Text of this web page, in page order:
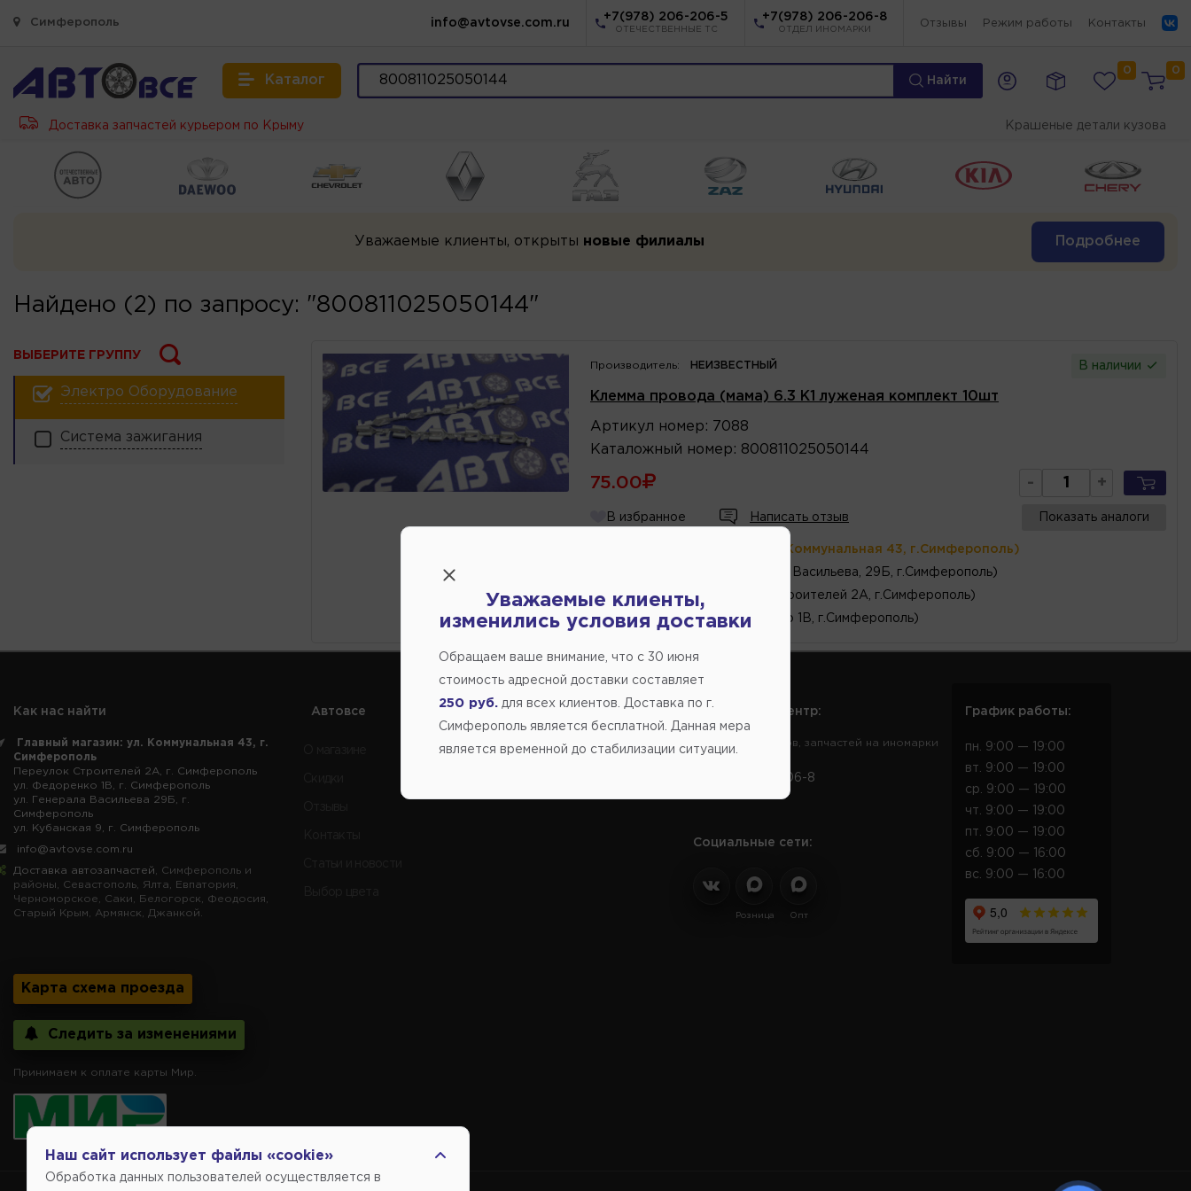
Симферополь info@avtovse.com.ru
+7(978) 206-206-5
ОТЕЧЕСТВЕННЫЕ ТС
+7(978) 206-206-8
ОТДЕЛ ИНОМАРКИ
Отзывы Режим работы Контакты
Каталог Найти
0 0
Доставка запчастей курьером по Крыму Крашеные детали кузова
Уважаемые клиенты, открыты новые филиалы Подробнее
Найдено (2) по запросу: "800811025050144"
ВЫБЕРИТЕ ГРУППУ
Электро Оборудование
Система зажигания
Производитель: НЕИЗВЕСТНЫЙ В наличии
Клемма провода (мама) 6.3 К1 луженая комплект 10шт
Артикул номер : 7088
Каталожный номер : 800811025050144
75.00 - +
В избранное Написать отзыв Показать аналоги
(ул.Коммунальная 43, г.Симферополь)
(ул. Генерала Васильева, 29Б, г.Симферополь)
1 шт. (Переулок Строителей 2А, г.Симферополь)
1 шт.(ул.Федоренко 1В, г.Симферополь)
Как нас найти
Главный магазин: ул. Коммунальная 43, г.
Симферополь
Переулок Строителей 2А, г. Симферополь
ул. Федоренко 1В, г. Симферополь
ул. Генерала Васильева 29Б, г.
Симферополь
ул. Кубанская 9, г. Симферополь
info@avtovse.com.ru
Доставка автозапчастей , Симферополь и
районы, Севастополь, Ялта, Евпатория,
Черноморское, Саки, Белогорск, Феодосия,
Старый Крым, Армянск, Джанкой.
Карта схема проезда
Следить за изменениями
Принимаем к оплате карты Мир.
Автовсе Справочный центр:
Продажа запчастей на отечественные авто
Справочный центр:
Заказ шин, дисков, запчастей на иномарки
+7(978) 206-206-8
Социальные сети:
Розница Опт
График работы:
пн. 9:00 — 19:00
вт. 9:00 — 19:00
ср. 9:00 — 19:00
чт. 9:00 — 19:00
пт. 9:00 — 19:00
сб. 9:00 — 16:00
вс. 9:00 — 16:00
Наш сайт использует файлы «cookie»
Обработка данных пользователей осуществляется в
Уважаемые клиенты,
изменились условия доставки
Обращаем ваше внимание, что c 30 июня
стоимость адресной доставки составляет
250 руб. для всех клиентов. Доставка по г.
Симферополь является бесплатной. Данная мера
является временной до стабилизации ситуации.